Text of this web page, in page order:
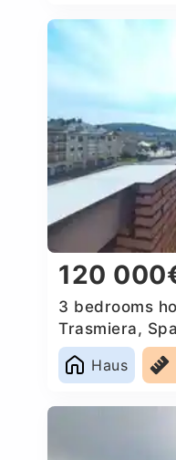
120
3 bedrooms
Trasmiera,
Haus